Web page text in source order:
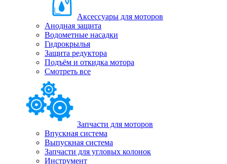
Аксессуары для моторов
Анодная защита
Водометные насадки
Гидрокрылья
Защита редуктора
Подъём и откидка мотора
Смотреть все
Запчасти для моторов
Впускная система
Выпускная система
Запчасти для угловых колонок
Инструмент